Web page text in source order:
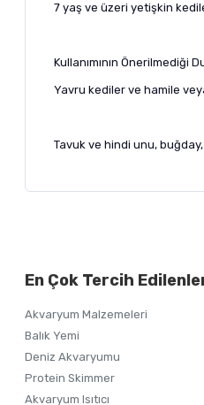
7 yaş ve üzeri yetişkin
Kullanımının Önerilmediği
Yavru kediler ve hamile
Tavuk ve hindi unu,
Ürün açıklamasında
Ürün fiyatı diğer
En Çok Tercih
Akvaryum Malzemeleri
Balık Yemi
Deniz Akvaryumu
Protein Skimmer
Akvaryum Isıtıcı